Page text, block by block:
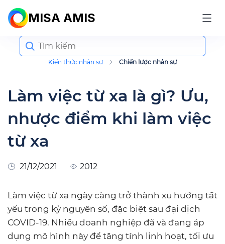
MISA AMIS
Kiến thức nhân sự Chiến lược nhân sự
Search
for:
Làm việc từ xa là gì? Ưu,
nhược điểm khi làm việc
từ xa
21/12/2021 2012
Làm việc từ xa ngày càng trở thành xu hướng tất
yếu trong kỷ nguyên số, đặc biệt sau đại dịch
COVID-19. Nhiều doanh nghiệp đã và đang áp
dụng mô hình này để tăng tính linh hoạt, tối ưu